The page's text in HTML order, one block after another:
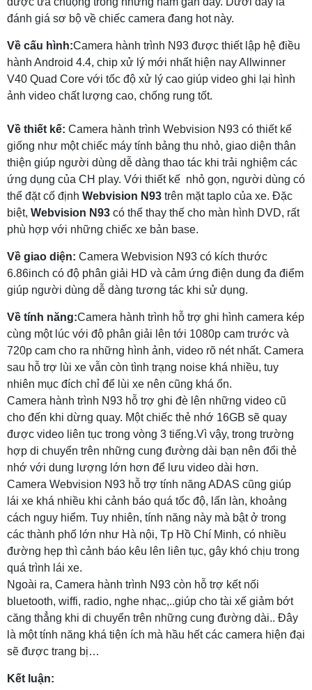
đánh giá sơ bộ về chiếc camera đang hot này.
Về cấu hình:Camera hành trình N93 được thiết lập hệ điều
hành Android 4.4, chip xử lý mới nhất hiện nay Allwinner
V40 Quad Core với tốc độ xử lý cao giúp video ghi lại hình
ảnh video chất lượng cao, chống rung tốt.
Về thiết kế: Camera hành trình Webvision N93 có thiết kế
giống như một chiếc máy tính bảng thu nhỏ, giao diện thân
thiện giúp người dùng dễ dàng thao tác khi trải nghiệm các
ứng dụng của CH play. Với thiết kế nhỏ gọn, người dùng có
thể đặt cố định Webvision N93 trên mặt taplo của xe. Đặc
biệt, Webvision N93 có thể thay thế cho màn hình DVD, rất
phù hợp với những chiếc xe bản base.
Về giao diện: Camera Webvision N93 có kích thước
6.86inch có độ phân giải HD và cảm ứng điện dung đa điểm
giúp người dùng dễ dàng tương tác khi sử dụng.
Về tính năng:Camera hành trình hỗ trợ ghi hình camera kép
cùng một lúc với độ phân giải lên tới 1080p cam trước và
720p cam cho ra những hình ảnh, video rõ nét nhất. Camera
sau hỗ trợ lùi xe vẫn còn tình trạng noise khá nhiều, tuy
nhiên mục đích chỉ để lùi xe nên cũng khá ổn.
Camera hành trình N93 hỗ trợ ghi đè lên những video cũ
cho đến khi dừng quay. Một chiếc thẻ nhớ 16GB sẽ quay
được video liên tục trong vòng 3 tiếng.Vì vậy, trong trường
hợp di chuyển trên những cung đường dài bạn nên đổi thẻ
nhớ với dung lượng lớn hơn để lưu video dài hơn.
Camera Webvision N93 hỗ trợ tính năng ADAS cũng giúp
lái xe khá nhiều khi cảnh báo quá tốc độ, lấn làn, khoảng
cách nguy hiểm. Tuy nhiên, tính năng này mà bật ở trong
các thành phố lớn như Hà nội, Tp Hồ Chí Minh, có nhiều
đường hẹp thì cảnh báo kêu lên liên tục, gây khó chịu trong
quá trình lái xe.
Ngoài ra, Camera hành trình N93 còn hỗ trợ kết nối
bluetooth, wiffi, radio, nghe nhạc,..giúp cho tài xế giảm bớt
căng thẳng khi di chuyển trên những cung đường dài.. Đây
là một tính năng khá tiện ích mà hầu hết các camera hiện đại
sẽ được trang bị…
Kết luận: